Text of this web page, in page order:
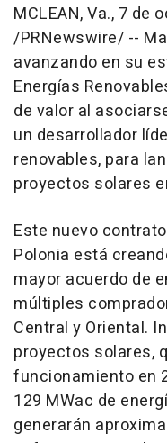
MCLEAN, Va., 7 de
/PRNewswire/ --
avanzando en su
Energías
de valor al
un desarrollador
renovables, para
proyectos solares
Este nuevo
Polonia está
mayor acuerdo de
múltiples
Central y Oriental.
proyectos solares,
funcionamiento en
129 MWac de
generarán